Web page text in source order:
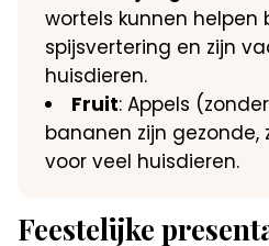
wortels kunnen helpen
spijsvertering en zijn
huisdieren.​
Fruit: Appels
bananen zijn
voor veel huisdieren.​
Feestelijke